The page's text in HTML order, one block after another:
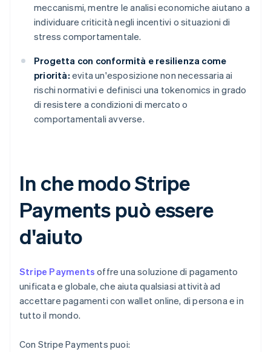
meccanismi, mentre le analisi economiche aiutano a
individuare criticità negli incentivi o situazioni di
stress comportamentale.
Progetta con conformità e resilienza come
priorità: evita un'esposizione non necessaria ai
rischi normativi e definisci una tokenomics in grado
di resistere a condizioni di mercato o
comportamentali avverse.
In che modo Stripe
Payments può essere
d'aiuto
Stripe Payments offre una soluzione di pagamento
unificata e globale, che aiuta qualsiasi attività ad
accettare pagamenti con wallet online, di persona e in
tutto il mondo.
Con Stripe Payments puoi: